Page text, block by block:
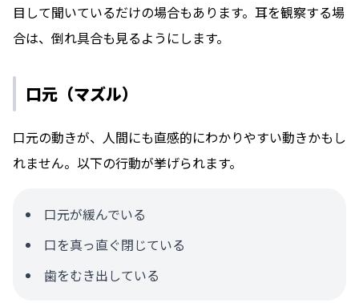
目して聞いているだけの場合もあります。耳を観察する場
合は、倒れ具合も見るようにします。
口元（マズル）
口元の動きが、人間にも直感的にわかりやすい動きかもし
れません。以下の行動が挙げられます。
口元が緩んでいる
口を真っ直ぐ閉じている
歯をむき出している